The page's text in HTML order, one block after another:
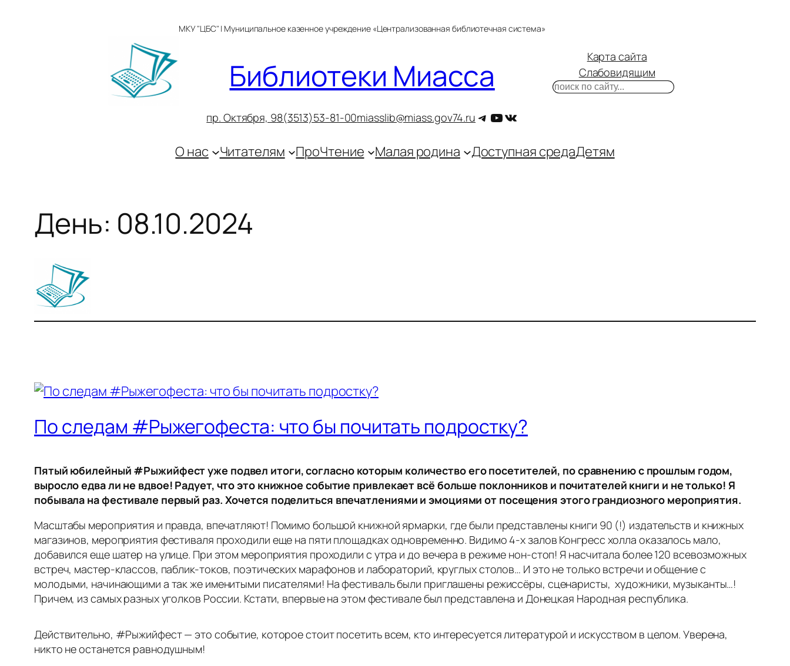
МКУ "ЦБС" | Муниципальное казенное учреждение «Централизованная библиотечная система»
Библиотеки Миасса
пр. Октября, 98(3513)53-81-00miasslib@miass.gov74.ru Telegram
YouTube
ВКонтакте
Карта сайта
Слабовидящим
Поиск
О нас Читателям ПроЧтение Малая родина Доступная средаДетям
День: 08.10.2024
По следам #Рыжегофеста: что бы почитать подростку?
Пятый юбилейный #Рыжийфест уже подвел итоги, согласно которым количество его посетителей, по сравнению с прошлым годом,
выросло едва ли не вдвое! Радует, что это книжное событие привлекает всё больше поклонников и почитателей книги и не только! Я
побывала на фестивале первый раз. Хочется поделиться впечатлениями и эмоциями от посещения этого грандиозного мероприятия.
Масштабы мероприятия и правда, впечатляют! Помимо большой книжной ярмарки, где были представлены книги 90 (!) издательств и книжных
магазинов, мероприятия фестиваля проходили еще на пяти площадках одновременно. Видимо 4-х залов Конгресс холла оказалось мало,
добавился еще шатер на улице. При этом мероприятия проходили с утра и до вечера в режиме нон-стоп! Я насчитала более 120 всевозможных
встреч, мастер-классов, паблик-токов, поэтических марафонов и лабораторий, круглых столов… И это не только встречи и общение с
молодыми, начинающими а так же именитыми писателями! На фестиваль были приглашены режиссёры, сценаристы, художники, музыканты…!
Причем, из самых разных уголков России. Кстати, впервые на этом фестивале был представлена и Донецкая Народная республика.
Действительно, #Рыжийфест — это событие, которое стоит посетить всем, кто интересуется литературой и искусством в целом. Уверена,
никто не останется равнодушным!